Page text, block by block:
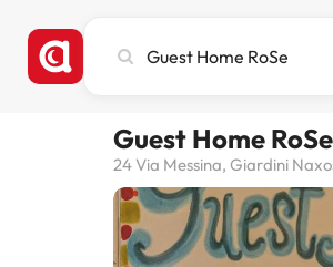
ciutat,
destinació
Guest Home RoSe
24 Via Messina, Giardini